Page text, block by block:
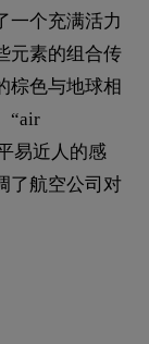
一个充满活力
元素的组合传
棕色与地球相
“air
易近人的感
了航空公司对